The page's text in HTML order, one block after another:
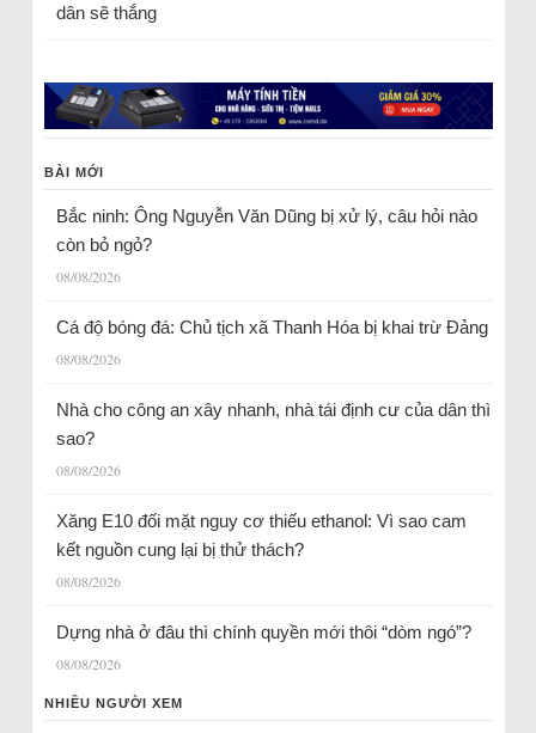
dân sẽ thắng
BÀI MỚI
Bắc ninh: Ông Nguyễn Văn Dũng bị xử lý, câu hỏi nào
còn bỏ ngỏ?
08/08/2026
Cá độ bóng đá: Chủ tịch xã Thanh Hóa bị khai trừ Đảng
08/08/2026
Nhà cho công an xây nhanh, nhà tái định cư của dân thì
sao?
08/08/2026
Xăng E10 đối mặt nguy cơ thiếu ethanol: Vì sao cam
kết nguồn cung lại bị thử thách?
08/08/2026
Dựng nhà ở đâu thì chính quyền mới thôi “dòm ngó”?
08/08/2026
NHIỀU NGƯỜI XEM